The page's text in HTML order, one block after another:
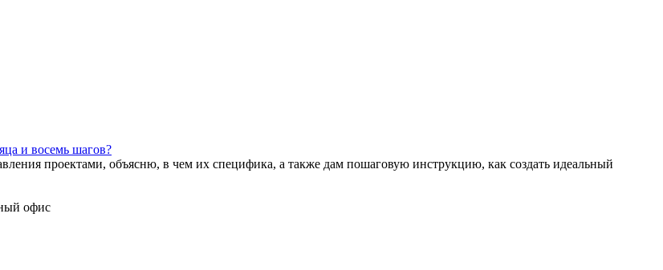
и восемь шагов?
проектами, объясню, в чем их специфика, а также дам пошаговую инструкцию, как создать идеальный
офис